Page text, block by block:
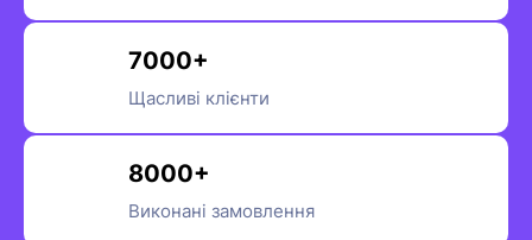
7000+
Щасливі клієнти
8000+
Виконані замовлення